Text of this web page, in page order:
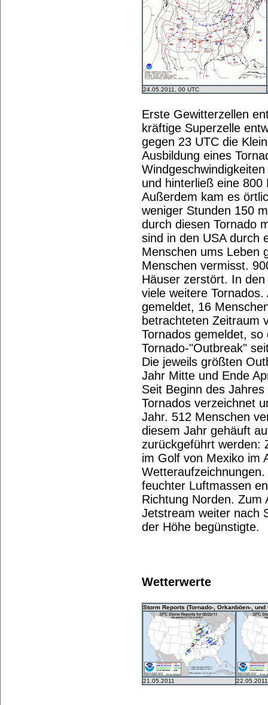
24.05.2011, 00 UTC
Erste Gewitterzellen
kräftige Superzelle
gegen 23 UTC die
Ausbildung eines
und hinterließ eine
Außerdem kam es
weniger Stunden 150
durch diesen Tornado
sind in den USA durch
Menschen ums Leben
Menschen vermisst.
Häuser zerstört. In
viele weitere
gemeldet, 16
betrachteten Zeitraum
Tornados gemeldet,
Tornado-"Outbreak"
Die jeweils größten
Jahr Mitte und Ende
Seit Beginn des
Tornados verzeichnet
Jahr. 512 Menschen
diesem Jahr gehäuft
zurückgeführt werden:
im Golf von Mexiko im
feuchter Luftmassen
Richtung Norden. Zum
Jetstream weiter nach
der Höhe begünstigte.
Wetterwerte
Storm Reports (Tornado-, Orkanböen-,
21.05.2011 22.05.2011